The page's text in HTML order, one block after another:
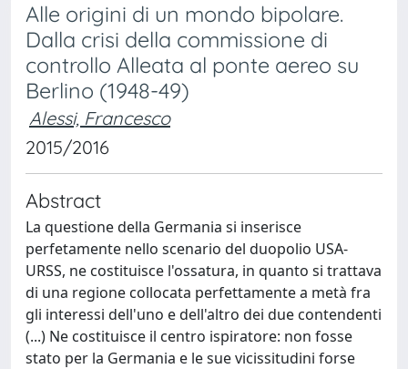
Alle origini di un mondo bipolare.
Dalla crisi della commissione di
controllo Alleata al ponte aereo su
Berlino (1948-49)
Alessi, Francesco
2015/2016
Abstract
La questione della Germania si inserisce
perfetamente nello scenario del duopolio USA-
URSS, ne costituisce l'ossatura, in quanto si trattava
di una regione collocata perfettamente a metà fra
gli interessi dell'uno e dell'altro dei due contendenti
(...) Ne costituisce il centro ispiratore: non fosse
stato per la Germania e le sue vicissitudini forse